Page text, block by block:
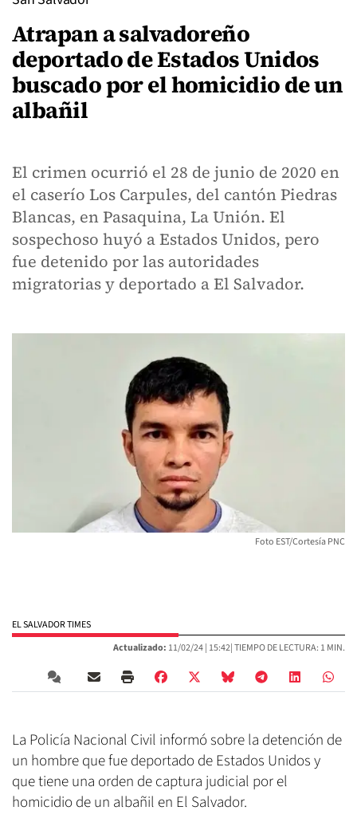
Atrapan a salvadoreño
deportado de Estados Unidos
buscado por el homicidio de un
albañil
El crimen ocurrió el 28 de junio de 2020 en
el caserío Los Carpules, del cantón Piedras
Blancas, en Pasaquina, La Unión. El
sospechoso huyó a Estados Unidos, pero
fue detenido por las autoridades
migratorias y deportado a El Salvador.
Foto EST/Cortesía PNC
EL SALVADOR TIMES
Actualizado: 11/02/24 | 15:42| TIEMPO DE LECTURA: 1 MIN.
La Policía Nacional Civil informó sobre la detención de
un hombre que fue deportado de Estados Unidos y
que tiene una orden de captura judicial por el
homicidio de un albañil en El Salvador.